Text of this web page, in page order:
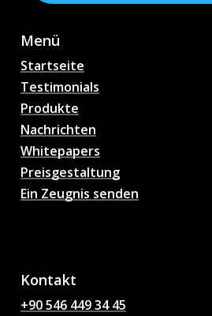
Menü
Startseite
Testimonials
Produkte
Nachrichten
Whitepapers
Preisgestaltung
Ein Zeugnis senden
Kontakt
+90 546 449 34 45